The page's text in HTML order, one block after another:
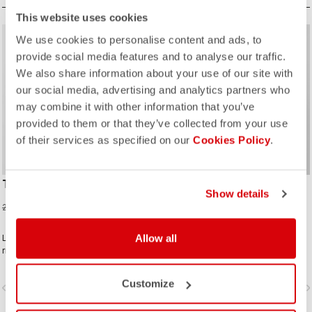
This website uses cookies
We use cookies to personalise content and ads, to
provide social media features and to analyse our traffic.
We also share information about your use of our site with
our social media, advertising and analytics partners who
may combine it with other information that you’ve
provided to them or that they’ve collected from your use
of their services as specified on our Cookies Policy.
Show details
Allow all
Customize
sell25% OFF
TEMPESTA LITE JACKET
299,95 €
La giacca impermeabile e
ripiegabile da portare in tutte le tue
uscite. È altamente traspirante ed
un'ottima vestibilità. Perfetta da
portare con te se c'è possibilità di
navigate_next
La giacca impermeabile per quando
pioggia. I nostri professionisti
asciutti, permette loro di respirare,
ha un’ottima vestibilità e dispone
navigate_before